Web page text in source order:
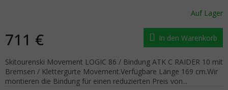
Auf Lager
711 € In den Warenkorb
Skitourenski Movement LOGIC 86 / Bindung ATK C RAIDER 10 mit
Bremsen / Klettergurte Movement.Verfügbare Länge 169 cm.Wir
montieren die Bindung für einen reduzierten Preis von...